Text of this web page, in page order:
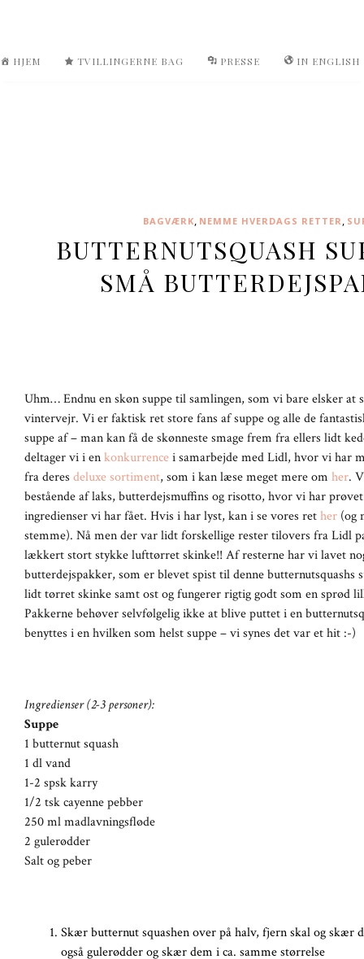
HJEM TVILLINGERNE BAG PRESSE IN ENGLISH
BAGVÆRK, NEMME HVERDAGS RETTER ,
BUTTERNUTSQUASH
SMÅ
Uhm… Endnu en skøn suppe til samlingen, som vi bare elsker at
vintervejr. Vi er faktisk ret store fans af suppe og alle de
suppe af – man kan få de skønneste smage frem fra ellers lidt
deltager vi i enkonkurrencei samarbejde med Lidl, hvor vi har
fra deres deluxe sortiment, som i kan læse meget mere om her.
bestående af laks, butterdejsmuffins og risotto, hvor vi har
ingredienser vi har fået. Hvis i har lyst, kan i se vores rether (og
stemme). Nå men der var lidt forskellige rester tilovers fra Lidl
lækkert stort stykke lufttørret skinke!! Af resterne har vi lavet
butterdejspakker, som er blevet spist til denne butternutsquashs
lidt tørret skinke samt ost og fungerer rigtig godt som en sprød
Pakkerne behøver selvfølgelig ikke at blive puttet i en
benyttes i en hvilken som helst suppe – vi synes det var et hit :-)
Ingredienser (2-3 personer):
Suppe
1 butternut squash
1 dl vand
1-2 spsk karry
1/2 tsk cayenne pebber
250 ml madlavningsfløde
2 gulerødder
Salt og peber
Skær butternut squashen over på halv, fjern skal og skær
også gulerødder og skær dem i ca. samme størrelse